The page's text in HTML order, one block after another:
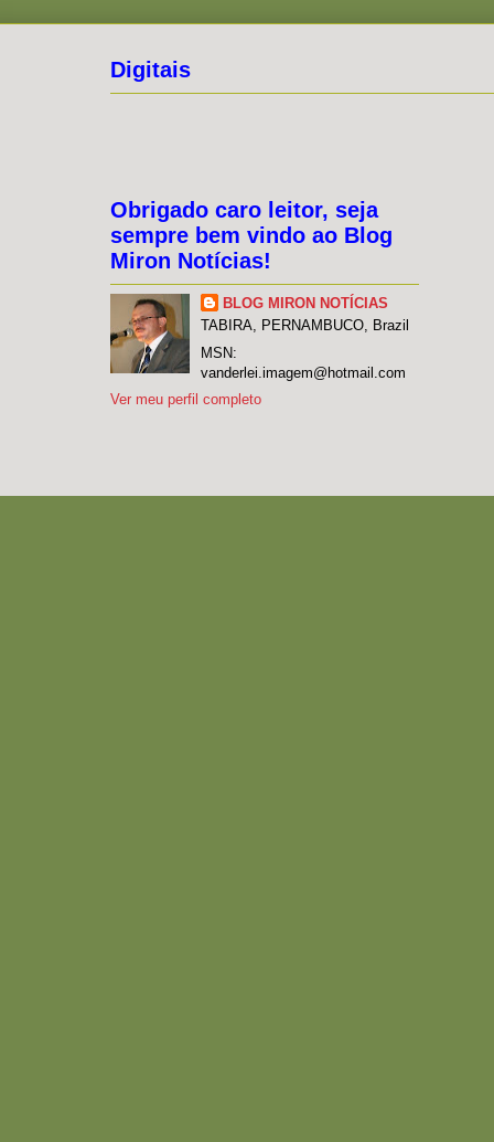
Digitais
Obrigado caro leitor, seja
sempre bem vindo ao Blog
Miron Notícias!
BLOG MIRON NOTÍCIAS
TABIRA, PERNAMBUCO, Brazil
MSN:
vanderlei.imagem@hotmail.com
Ver meu perfil completo